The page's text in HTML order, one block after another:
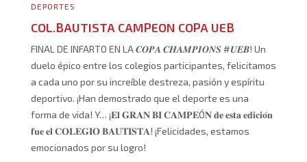
DEPORTES
COL.BAUTISTA CAMPEON COPA UEB
FINAL DE INFARTO EN LA 𝑪𝑶𝑷𝑨 𝑪𝑯𝑨𝑴𝑷𝑰𝑶𝑵𝑺 #𝑼𝑬𝑩! Un
duelo épico entre los colegios participantes, felicitamos
a cada uno por su increíble destreza, pasión y espíritu
deportivo. ¡Han demostrado que el deporte es una
forma de vida! Y… ¡𝐄𝐥 𝐆𝐑𝐀𝐍 𝐁𝐈 𝐂𝐀𝐌𝐏𝐄Ó𝐍 𝐝𝐞 𝐞𝐬𝐭𝐚 𝐞𝐝𝐢𝐜𝐢𝐨́𝐧
𝐟𝐮𝐞 𝐞𝐥 𝐂𝐎𝐋𝐄𝐆𝐈𝐎 𝐁𝐀𝐔𝐓𝐈𝐒𝐓𝐀! ¡Felicidades, estamos
emocionados por su logro!